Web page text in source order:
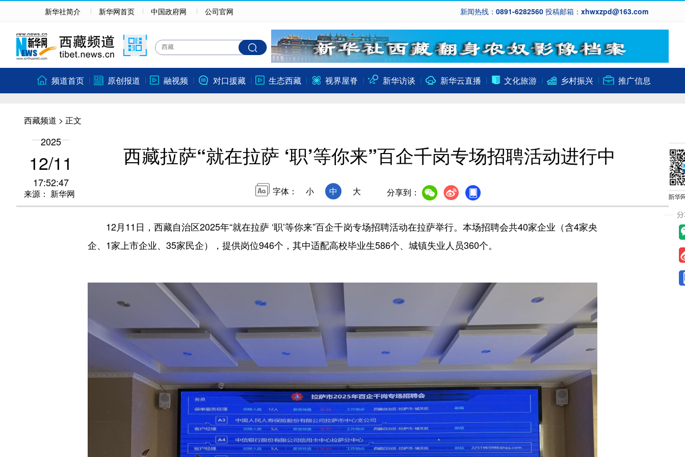
新华社简介 新华网首页 中国政府网 公司官网 新闻热线：0891-6282560 投稿邮箱：xhwxzpd@163.com
频道首页 原创报道 融视频 对口援藏 生态西藏 视界屋脊 新华访谈 新华云直播 文化旅游 乡村振兴 推广信息
西藏频道 > 正文
2025
12/11
17:52:47
来源： 新华网
西藏拉萨“就在拉萨 ‘职’等你来”百企千岗专场招聘活动进行中
字体： 小 中 大 分享到：
12月11日，西藏自治区2025年“就在拉萨 ‘职’等你来”百企千岗专场招聘活动在拉萨举行。本场招聘会共40家企业（含4家央
企、1家上市企业、35家民企），提供岗位946个，其中适配高校毕业生586个、城镇失业人员360个。